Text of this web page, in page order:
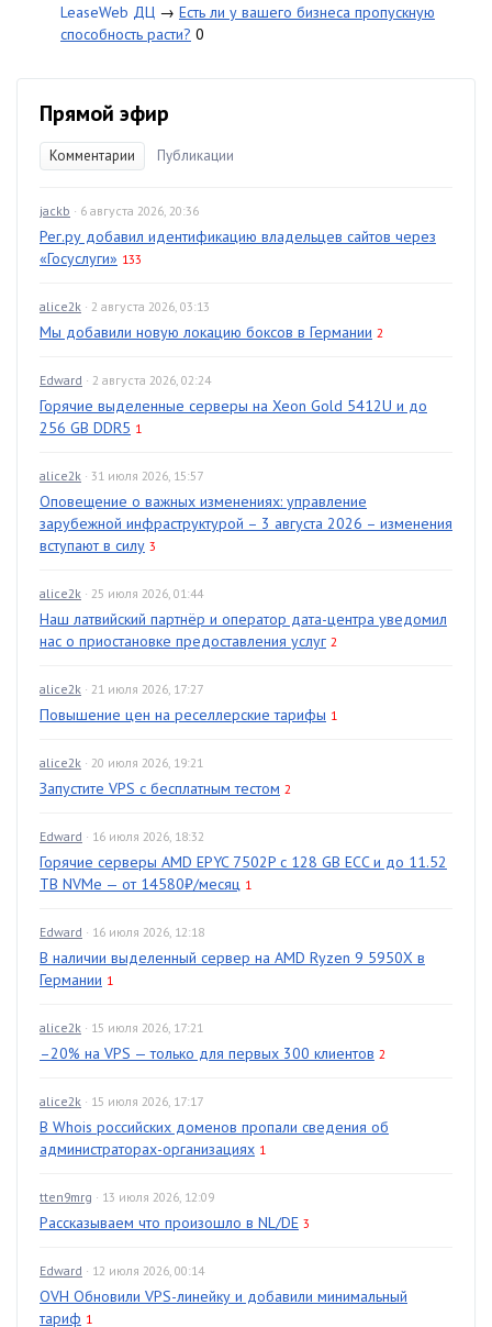
LeaseWeb ДЦ → Есть ли у вашего бизнеса пропускную
способность расти? 0
Прямой эфир
Комментарии Публикации
jackb · 6 августа 2026, 20:36
Рег.ру добавил идентификацию владельцев сайтов через
«Госуслуги» 133
alice2k · 2 августа 2026, 03:13
Мы добавили новую локацию боксов в Германии 2
Edward · 2 августа 2026, 02:24
Горячие выделенные серверы на Xeon Gold 5412U и до
256 GB DDR5 1
alice2k · 31 июля 2026, 15:57
Оповещение о важных изменениях: управление
зарубежной инфраструктурой – 3 августа 2026 – изменения
вступают в силу 3
alice2k · 25 июля 2026, 01:44
Наш латвийский партнёр и оператор дата-центра уведомил
нас о приостановке предоставления услуг 2
alice2k · 21 июля 2026, 17:27
Повышение цен на реселлерские тарифы 1
alice2k · 20 июля 2026, 19:21
Запустите VPS с бесплатным тестом 2
Edward · 16 июля 2026, 18:32
Горячие серверы AMD EPYC 7502P с 128 GB ECC и до 11.52
TB NVMe — от 14580₽/месяц 1
Edward · 16 июля 2026, 12:18
В наличии выделенный сервер на AMD Ryzen 9 5950X в
Германии 1
alice2k · 15 июля 2026, 17:21
–20% на VPS — только для первых 300 клиентов 2
alice2k · 15 июля 2026, 17:17
В Whois российских доменов пропали сведения об
администраторах-организациях 1
tten9mrg · 13 июля 2026, 12:09
Рассказываем что произошло в NL/DE 3
Edward · 12 июля 2026, 00:14
OVH Обновили VPS-линейку и добавили минимальный
тариф 1